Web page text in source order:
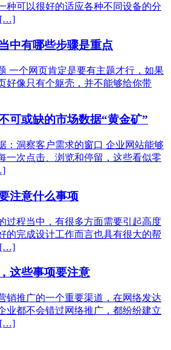
种可以很好的适应各种不同设备的分
[…]
中有哪些步骤是重点
一个网页肯定是要有主题才行，如果
好像只有个躯壳，并不能够给你带
可或缺的市场数据“黄金矿”
：洞察客户需求的窗口 企业网站能够
一次点击、浏览和停留，这些看似零
注意什么事项
过程当中，有很多方面需要引起高度
的完成设计工作而言也具有很大的帮
[…]
这些事项要注意
销推广的一个重要渠道，在网络发达
业都不会错过网络推广，都纷纷建立
[…]